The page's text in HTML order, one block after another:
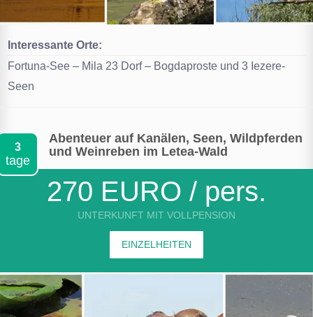
Interessante Orte:
Fortuna-See – Mila 23 Dorf – Bogdaproste und 3 Iezere-
Seen
3
tage
Abenteuer auf Kanälen, Seen, Wildpferden
und Weinreben im Letea-Wald
270 EURO / pers.
UNTERKUNFT MIT VOLLPENSION
EINZELHEITEN